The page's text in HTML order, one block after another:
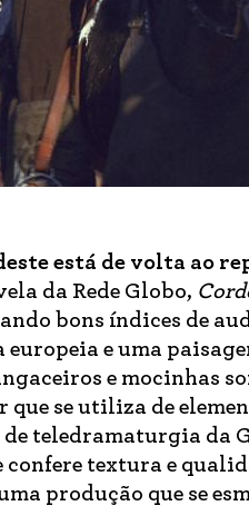
está de volta ao
da Rede Globo,
bons índices de
europeia e uma
e mocinhas
que se utiliza de
de teledramaturgia da
confere textura e
produção que se